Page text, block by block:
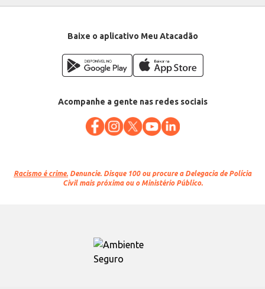
Baixe o aplicativo Meu Atacadão
Acompanhe a gente nas redes sociais
Racismo é crime. Denuncie. Disque 100 ou procure a Delegacia de Polícia
Civil mais próxima ou o Ministério Público.